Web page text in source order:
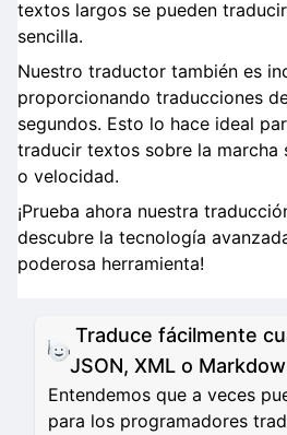
textos largos se pueden
sencilla.
Nuestro traductor también es
proporcionando traducciones
segundos. Esto lo hace ideal
traducir textos sobre la marcha
o velocidad.
¡Prueba ahora nuestra
descubre la tecnología
poderosa herramienta!
Traduce fácilmente
JSON, XML o
Entendemos que a veces
para los programadores